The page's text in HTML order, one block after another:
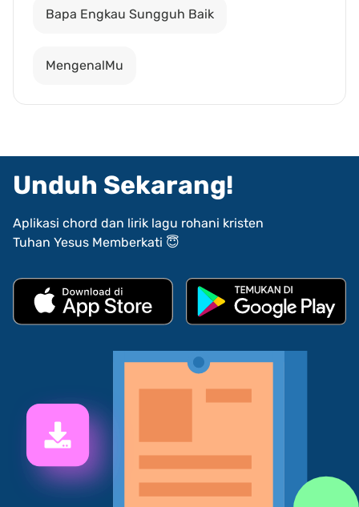
Bapa Engkau Sungguh Baik
MengenalMu
Unduh Sekarang!
Aplikasi chord dan lirik lagu rohani kristen
Tuhan Yesus Memberkati 😇